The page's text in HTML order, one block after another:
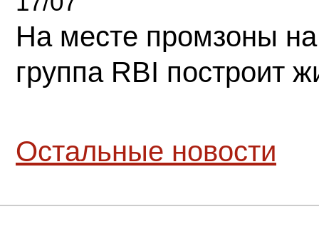
На месте промзоны
группа RBI построит
Остальные новости